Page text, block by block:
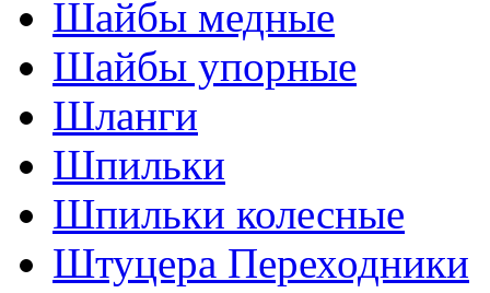
Шайбы медные
Шайбы упорные
Шланги
Шпильки
Шпильки колесные
Штуцера Переходники